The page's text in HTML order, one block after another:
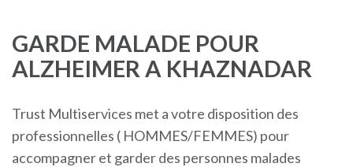
GARDE MALADE POUR
ALZHEIMER A KHAZNADAR
Trust Multiservices met a votre disposition des
professionnelles ( HOMMES/FEMMES) pour
accompagner et garder des personnes malades